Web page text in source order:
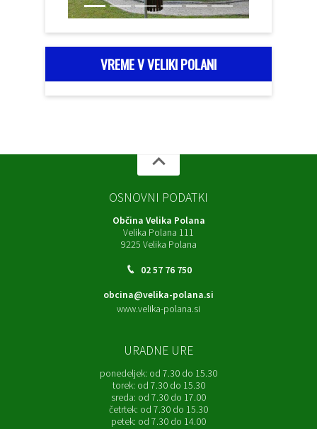
VREME V VELIKI POLANI
OSNOVNI PODATKI
Občina Velika Polana
Velika Polana 111
9225 Velika Polana
02 57 76 750
obcina@velika-polana.si
www.velika-polana.si
URADNE URE
ponedeljek: od 7.30 do 15.30
torek: od 7.30 do 15.30
sreda: od 7.30 do 17.00
četrtek: od 7.30 do 15.30
petek: od 7.30 do 14.00